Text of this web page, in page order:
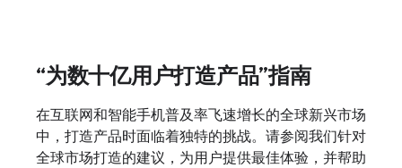
“为数十亿用户打造产品”指南
在互联网和智能手机普及率飞速增长的全球新兴市场
中，打造产品时面临着独特的挑战。请参阅我们针对
全球市场打造的建议，为用户提供最佳体验，并帮助